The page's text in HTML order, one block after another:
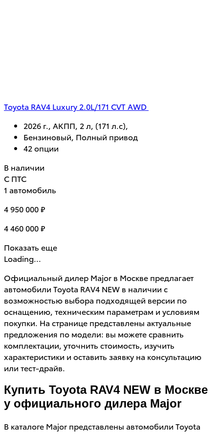
Toyota RAV4 Luxury 2.0L/171 CVT AWD
2026 г., АКПП, 2 л, (171 л.с),
Бензиновый, Полный привод
42 опции
В наличии
С ПТС
1 автомобиль
4 950 000 ₽
4 460 000 ₽
Показать еще
Loading...
Официальный дилер Major в Москве предлагает
автомобили Toyota RAV4 NEW в наличии с
возможностью выбора подходящей версии по
оснащению, техническим параметрам и условиям
покупки. На странице представлены актуальные
предложения по модели: вы можете сравнить
комплектации, уточнить стоимость, изучить
характеристики и оставить заявку на консультацию
или тест-драйв.
Купить Toyota RAV4 NEW в Москве
у официального дилера Major
В каталоге Major представлены автомобили Toyota